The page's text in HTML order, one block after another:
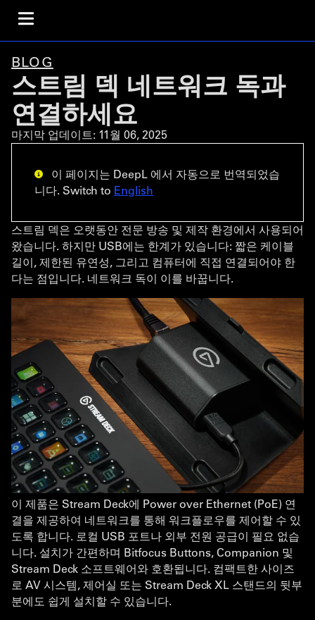
BLOG
스트림 덱 네트워크 독과
연결하세요
마지막 업데이트: 11월 06, 2025
이 페이지는 DeepL 에서 자동으로 번역되었습
니다. Switch to English
스트림 덱은 오랫동안 전문 방송 및 제작 환경에서 사용되어
왔습니다. 하지만 USB에는 한계가 있습니다: 짧은 케이블
길이, 제한된 유연성, 그리고 컴퓨터에 직접 연결되어야 한
다는 점입니다. 네트워크 독이 이를 바꿉니다.
이 제품은 Stream Deck에 Power over Ethernet (PoE) 연
결을 제공하여 네트워크를 통해 워크플로우를 제어할 수 있
도록 합니다. 로컬 USB 포트나 외부 전원 공급이 필요 없습
니다. 설치가 간편하며 Bitfocus Buttons, Companion 및
Stream Deck 소프트웨어와 호환됩니다. 컴팩트한 사이즈
로 AV 시스템, 제어실 또는 Stream Deck XL 스탠드의 뒷부
분에도 쉽게 설치할 수 있습니다.